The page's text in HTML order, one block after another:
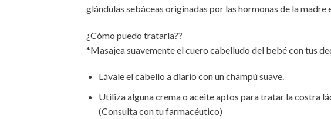
glándulas sebáceas originadas por las hormonas de la madre
¿Cómo puedo tratarla??
*Masajea suavemente el cuero cabelludo del bebé con tus
Lávale el cabello a diario con un champú suave.
Utiliza alguna crema o aceite aptos para tratar la costra
(Consulta con tu farmacéutico)